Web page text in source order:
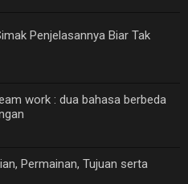
Penjelasannya Biar Tak
work : dua bahasa berbeda
Permainan, Tujuan serta